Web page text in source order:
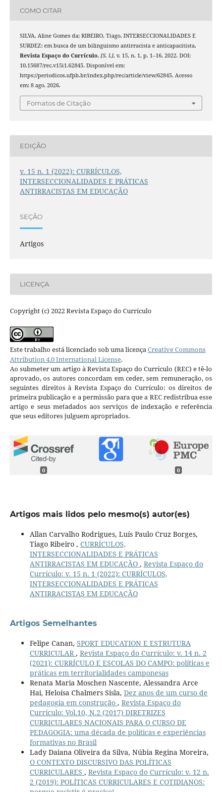
COMO CITAR
SILVA, Aline Gomes da; RIBEIRO, Tiago. INTERSECCIONALIDADES E
SURDEZ: em busca de um bilinguismo antirracista e anticapacitista.
Revista Espaço do Currículo, [S. l.], v. 15, n. 1, p. 1–16, 2022. DOI:
10.15687/rec.v15i1.62845. Disponível em:
https://periodicos.ufpb.br/index.php/rec/article/view/62845. Acesso
em: 8 ago. 2026.
Fomatos de Citação
EDIÇÃO
v. 15 n. 1 (2022): CURRÍCULOS,
INTERSECCIONALIDADES E PRÁTICAS
ANTIRRACISTAS EM EDUCAÇÃO
SEÇÃO
Artigos
LICENÇA
Copyright (c) 2022 Revista Espaço do Currículo
Este trabalho está licenciado sob uma licençaCreative Commons
Attribution 4.0 International License.
Ao submeter um artigo à Revista Espaço do Currículo (REC) e tê-lo
aprovado, os autores concordam em ceder, sem remuneração, os
seguintes direitos à Revista Espaço do Currículo: os direitos de
primeira publicação e a permissão para que a REC redistribua esse
artigo e seus metadados aos serviços de indexação e referência
que seus editores julguem apropriados.
0 0
Artigos mais lidos pelo mesmo(s) autor(es)
Allan Carvalho Rodrigues, Luís Paulo Cruz Borges,
Tiago Ribeiro , CURRÍCULOS,
INTERSECCIONALIDADES E PRÁTICAS
ANTIRRACISTAS EM EDUCAÇÃO , Revista Espaço do
Currículo: v. 15 n. 1 (2022): CURRÍCULOS,
INTERSECCIONALIDADES E PRÁTICAS
ANTIRRACISTAS EM EDUCAÇÃO
Artigos Semelhantes
Felipe Canan, SPORT EDUCATION E ESTRUTURA
CURRICULAR , Revista Espaço do Currículo: v. 14 n. 2
(2021): CURRÍCULO E ESCOLAS DO CAMPO: políticas e
práticas em territorialidades camponesas
Renata Maria Moschen Nascente, Alessandra Arce
Hai, Heloísa Chalmers Sisla, Dez anos de um curso de
pedagogia em construção , Revista Espaço do
Currículo: Vol.10, N.2 (2017) DIRETRIZES
CURRICULARES NACIONAIS PARA O CURSO DE
PEDAGOGIA: uma década de políticas e experiências
formativas no Brasil
Lady Daiana Oliveira da Silva, Núbia Regina Moreira,
O CONTEXTO DISCURSIVO DAS POLÍTICAS
CURRICULARES , Revista Espaço do Currículo: v. 12 n.
2 (2019): POLÍTICAS CURRICULARES E COTIDIANOS: